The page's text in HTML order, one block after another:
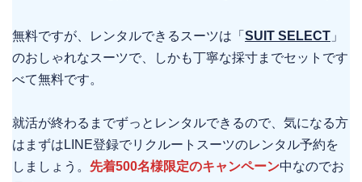
無料ですが、レンタルできるスーツは「 SUIT SELECT 」
のおしゃれなスーツで、しかも丁寧な採寸までセットです
べて無料です。
就活が終わるまでずっとレンタルできるので、気になる方
はまずはLINE登録でリクルートスーツのレンタル予約を
しましょう。 先着500名様限定のキャンペーン中なのでお